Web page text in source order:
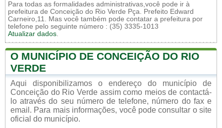
Para todas as formalidades administrativas,você pode ir à
prefeitura de Conceição do Rio Verde Pça. Prefeito Edward
Carneiro,11. Mas você também pode contatar a prefeitura por
telefone pelo seguinte número : (35) 3335-1013
Atualizar dados.
O MUNICÍPIO DE CONCEIÇÃO DO RIO
VERDE
Aqui disponibilizamos o endereço do município de
Conceição do Rio Verde assim como meios de contactá-
lo através do seu número de telefone, número do fax e
email. Para mais informações, você pode consultar o site
oficial do município.